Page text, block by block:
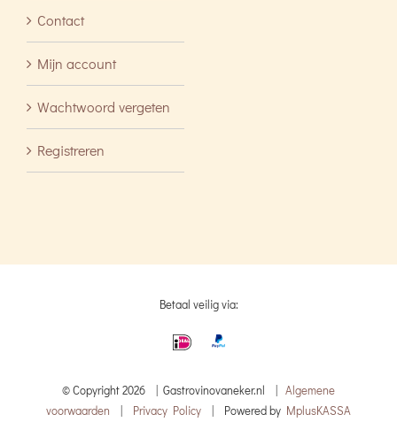
Contact
Mijn account
Wachtwoord vergeten
Registreren
Betaal veilig via:
© Copyright2026 | Gastrovinovaneker.nl | Algemene
voorwaarden | Privacy Policy | Powered by MplusKASSA